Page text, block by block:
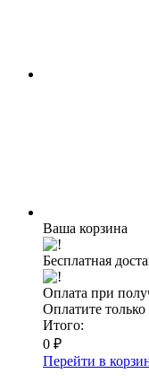
Ваша корзина
Бесплатная
Оплата при
Оплатите
Итого:
0 ₽
Перейти в